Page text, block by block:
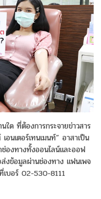
ใด ที่ต้องการกระจายข่าวสาร
อนเตอร์เทนเมนท์” อาสาเป็น
องทางทั้งออนไลน์และออฟ
งข้อมูลผ่านช่องทาง แฟนเพจ
บอร์ 02-530-8111